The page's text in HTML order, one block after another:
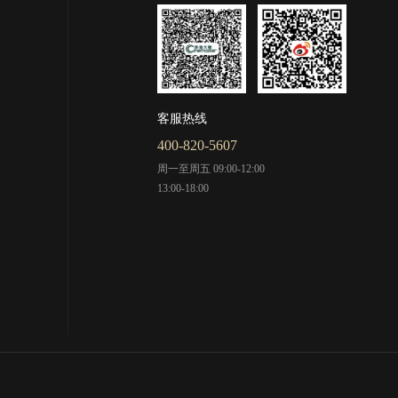
客服热线
400-820-5607
周一至周五 09:00-12:00
13:00-18:00